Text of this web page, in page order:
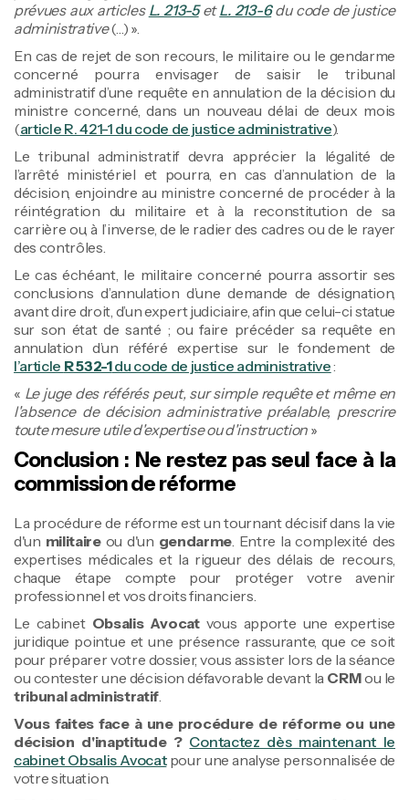
prévues aux articles L. 213-5etL. 213-6du code de justice
administrative(…) ».
En cas de rejet de son recours, le militaire ou le gendarme
concerné pourra envisager de saisir le tribunal
administratif d’une requête en annulation de la décision du
ministre concerné, dans un nouveau délai de deux mois
(article R. 421-1 du code de justice administrative).
Le tribunal administratif devra apprécier la légalité de
l’arrêté ministériel et pourra, en cas d’annulation de la
décision, enjoindre au ministre concerné de procéder à la
réintégration du militaire et à la reconstitution de sa
carrière ou, à l’inverse, de le radier des cadres ou de le rayer
des contrôles.
Le cas échéant, le militaire concerné pourra assortir ses
conclusions d’annulation d’une demande de désignation,
avant dire droit, d’un expert judiciaire, afin que celui-ci statue
sur son état de santé ; ou faire précéder sa requête en
annulation d’un référé expertise sur le fondement de
l’article R 532-1du code de justice administrative:
« Le juge des référés peut, sur simple requête et même en
l'absence de décision administrative préalable, prescrire
toute mesure utile d'expertise ou d'instruction»
Conclusion : Ne restez pas seul face à la
commission de réforme
La procédure de réforme est un tournant décisif dans la vie
d'un militaireou d'un gendarme. Entre la complexité des
expertises médicales et la rigueur des délais de recours,
chaque étape compte pour protéger votre avenir
professionnel et vos droits financiers.
Le cabinet Obsalis Avocatvous apporte une expertise
juridique pointue et une présence rassurante, que ce soit
pour préparer votre dossier, vous assister lors de la séance
ou contester une décision défavorable devant la CRMou le
tribunal administratif.
Vous faites face à une procédure de réforme ou une
décision d'inaptitude ? Contactez dès maintenant le
cabinet Obsalis Avocatpour une analyse personnalisée de
votre situation.